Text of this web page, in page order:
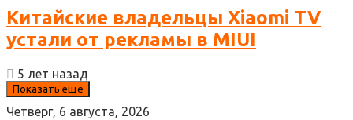
Китайские владельцы Xiaomi TV
устали от рекламы в MIUI
5 лет назад
Показать ещё
Четверг, 6 августа, 2026